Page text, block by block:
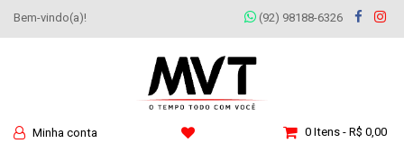
Bem-vindo(a)! (92) 98188-6326
Minha conta 0 Itens - R$ 0,00